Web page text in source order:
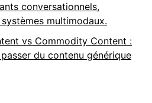
conversationnels,
multimodaux.
vs Commodity Content :
du contenu générique